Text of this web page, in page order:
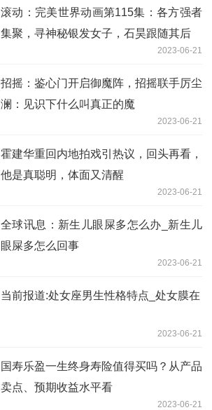
滚动：完美世界动画第115集：各方强者
集聚，寻神秘银发女子，石昊跟随其后
2023-06-21
招摇：鉴心门开启御魔阵，招摇联手厉尘
澜：见识下什么叫真正的魔
2023-06-21
霍建华重回内地拍戏引热议，回头再看，
他是真聪明，体面又清醒
2023-06-21
全球讯息：新生儿眼屎多怎么办_新生儿
眼屎多怎么回事
2023-06-21
当前报道:处女座男生性格特点_处女膜在
2023-06-21
国寿乐盈一生终身寿险值得买吗？从产品
卖点、预期收益水平看
2023-06-21